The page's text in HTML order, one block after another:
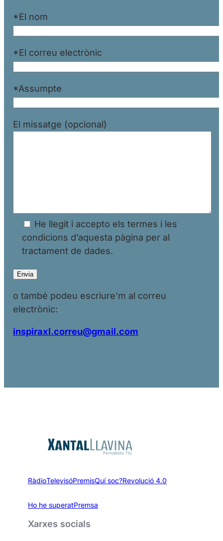
*El nom
*El correu electrònic
*Assumpte
El missatge (opcional)
He llegit i accepto els termes i les
condicions d’aquesta pàgina per al
tractament de dades.
o també podeu escriure’m al correu
electrònic:
inspiraxl.correu@gmail.com
RàdioTelevisóPremisQuí soc?Revolució 4.0
Ho he superatPremsa
Xarxes socials